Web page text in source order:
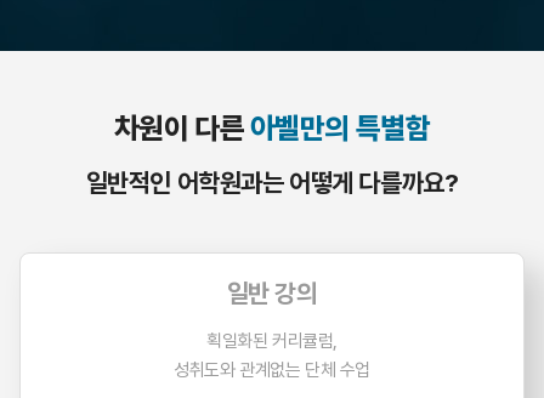
차원이 다른아벨만의 특별함
일반적인 어학원과는 어떻게 다를까요?
일반 강의
획일화된 커리큘럼,
성취도와 관계없는 단체 수업